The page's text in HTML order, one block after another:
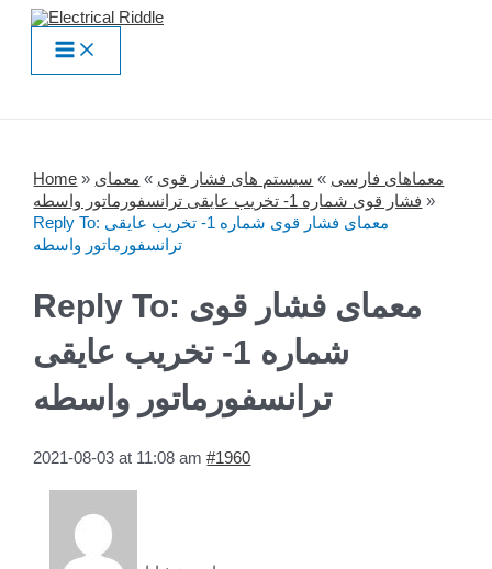
Skip
contentMain
Menu
Home » معماهای فارسی » سیستم های فشار قوی » معمای
فشار قوی شماره 1- تخریب عایقی ترانسفورماتور واسطه »
Reply To: معمای فشار قوی شماره 1- تخریب عایقی
ترانسفورماتور واسطه
Reply To: معمای فشار قوی
شماره 1- تخریب عایقی
ترانسفورماتور واسطه
2021-08-03 at 11:08 am #1960